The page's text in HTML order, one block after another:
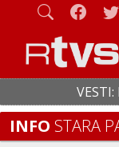
VESTI: I
INFO STARA